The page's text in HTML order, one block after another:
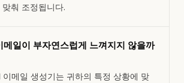
춰 조정됩니다.
일이 부자연스럽게 느껴지지 않을까
이메일 생성기는 귀하의 특정 상황에 맞